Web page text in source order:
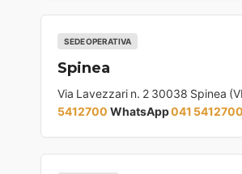
SEDE OPERATIVA
Spinea
Via Lavezzari n. 2 30038 Spinea
5412700 WhatsApp041 5412700